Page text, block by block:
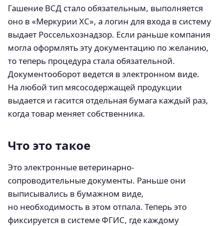
Гашение ВСД стало обязательным, выполняется
оно в «Меркурии ХС», а логин для входа в систему
выдает Россельхознадзор. Если раньше компания
могла оформлять эту документацию по желанию,
то теперь процедура стала обязательной.
Документооборот ведется в электронном виде.
На любой тип мясосодержащей продукции
выдается и гасится отдельная бумага каждый раз,
когда товар меняет собственника.
Что это такое
Это электронные ветеринарно-
сопроводительные документы. Раньше они
выписывались в бумажном виде,
но необходимость в этом отпала. Теперь это
фиксируется в системе ФГИС, где каждому